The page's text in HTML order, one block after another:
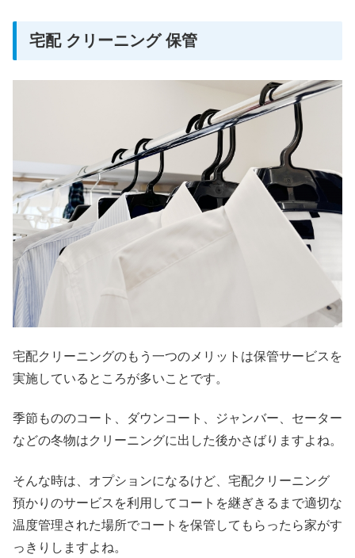
宅配 クリーニング 保管
宅配クリーニングのもう一つのメリットは保管サービスを
実施しているところが多いことです。
季節もののコート、ダウンコート、ジャンバー、セーター
などの冬物はクリーニングに出した後かさばりますよね。
そんな時は、オプションになるけど、宅配クリーニング
預かりのサービスを利用してコートを継ぎきるまで適切な
温度管理された場所でコートを保管してもらったら家がす
っきりしますよね。